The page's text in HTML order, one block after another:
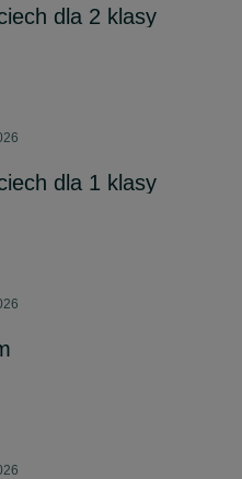
dla 2 klasy
dla 1 klasy